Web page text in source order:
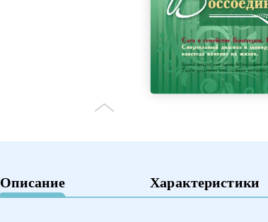
Описание Характеристики